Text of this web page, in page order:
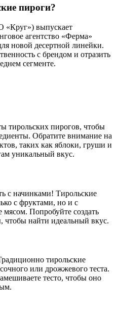
пироги?
«Круг») выпускает
агентство «Ферма»
новой десертной линейки.
с брендом и отразить
сегменте.
тирольских пирогов, чтобы
Обратите внимание на
таких как яблоки, груши и
уникальный вкус.
с начинками! Тирольские
с фруктами, но и с
Попробуйте создать
чтобы найти идеальный вкус.
тирольские
или дрожжевого теста.
тесто, чтобы оно